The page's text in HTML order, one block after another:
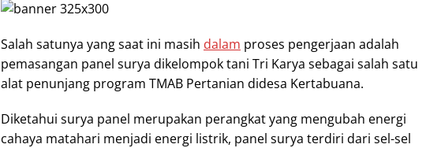
Salah satunya yang saat ini masih dalam proses pengerjaan adalah
pemasangan panel surya dikelompok tani Tri Karya sebagai salah satu
alat penunjang program TMAB Pertanian didesa Kertabuana.
Diketahui surya panel merupakan perangkat yang mengubah energi
cahaya matahari menjadi energi listrik, panel surya terdiri dari sel-sel